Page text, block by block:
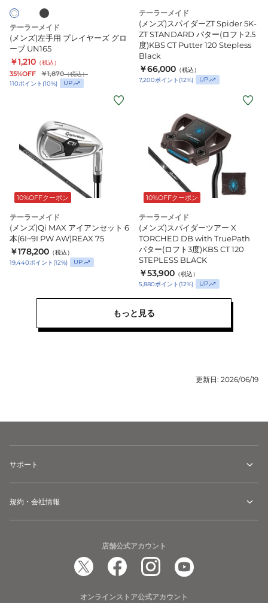
イ
ヤ
ー
ズ
グ
ロ
テーラーメイド
(メンズ)左手用 プレイヤーズ グロ
ーブ UN165
￥1,210 （税込）
35%OFF ￥1,870（税込）
110ポイント (10%) UP
テーラーメイド
(メンズ)スパイダーZT Spider 5K-
ZT STANDARD パター(ロフト2.5
度)KBS CT Putter 120 Stepless
Black
￥66,000 （税込）
7,200ポイント (12%) UP
10%OFFクーポン
テーラーメイド
(メンズ)Qi MAX アイアンセット 6
本(6I~9I PW AW)REAX 75
￥178,200 （税込）
19,440ポイント (12%) UP
10%OFFクーポン
テーラーメイド
(メンズ)スパイダーツアー X
TORCHED DB with TruePath
パター(ロフト3度)KBS CT 120
STEPLESS BLACK
￥53,900 （税込）
5,880ポイント (12%) UP
もっと見る
更新日: 2026/06/19
サポート
規約・会社情報
店舗公式アカウント
オンラインストア公式アカウント